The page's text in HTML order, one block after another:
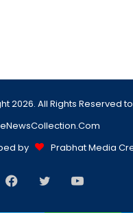
2026. All Rights Reserved to
by
Prabhat Media
Facebook
TwitterYouTube